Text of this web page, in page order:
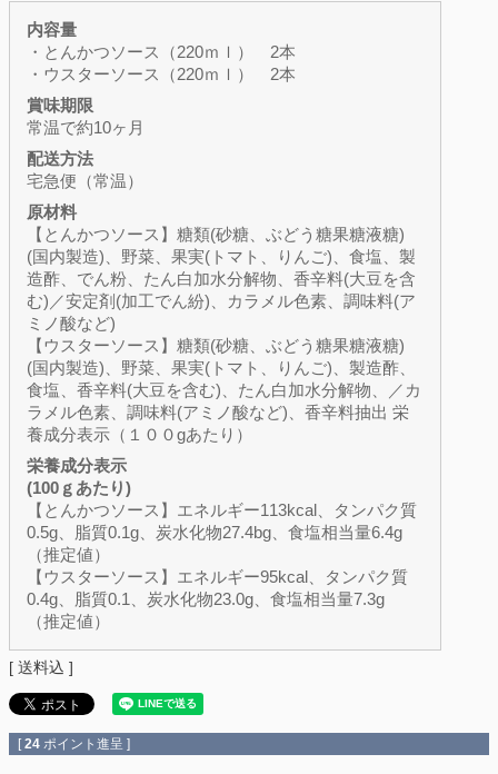
内容量
・とんかつソース（220ｍｌ） 2本
・ウスターソース（220ｍｌ） 2本
賞味期限
常温で約10ヶ月
配送方法
宅急便（常温）
原材料
【とんかつソース】糖類(砂糖、ぶどう糖果糖液糖)
(国内製造)、野菜、果実(トマト、りんご)、食塩、製
造酢、でん粉、たん白加水分解物、香辛料(大豆を含
む)／安定剤(加工でん紛)、カラメル色素、調味料(ア
ミノ酸など)
【ウスターソース】糖類(砂糖、ぶどう糖果糖液糖)
(国内製造)、野菜、果実(トマト、りんご)、製造酢、
食塩、香辛料(大豆を含む)、たん白加水分解物、／カ
ラメル色素、調味料(アミノ酸など)、香辛料抽出 栄
養成分表示（１００gあたり）
栄養成分表示
(100ｇあたり)
【とんかつソース】エネルギー113kcal、タンパク質
0.5g、脂質0.1g、炭水化物27.4bg、食塩相当量6.4g
（推定値）
【ウスターソース】エネルギー95kcal、タンパク質
0.4g、脂質0.1、炭水化物23.0g、食塩相当量7.3g
（推定値）
送料込
[ 24 ポイント進呈 ]